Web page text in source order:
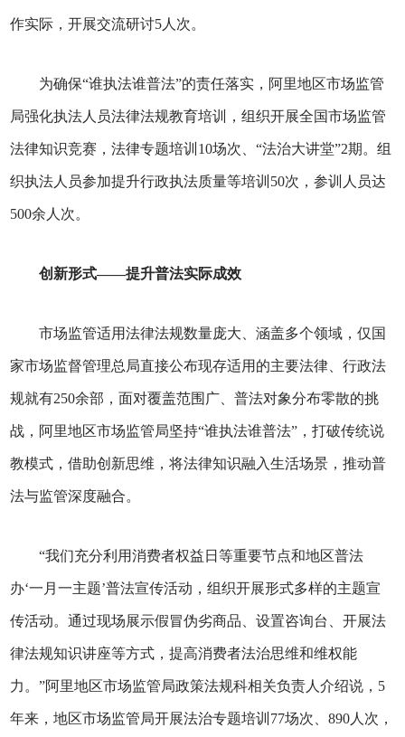
作实际，开展交流研讨5人次。
为确保“谁执法谁普法”的责任落实，阿里地区市场监管
局强化执法人员法律法规教育培训，组织开展全国市场监管
法律知识竞赛，法律专题培训10场次、“法治大讲堂”2期。组
织执法人员参加提升行政执法质量等培训50次，参训人员达
500余人次。
创新形式——提升普法实际成效
市场监管适用法律法规数量庞大、涵盖多个领域，仅国
家市场监督管理总局直接公布现存适用的主要法律、行政法
规就有250余部，面对覆盖范围广、普法对象分布零散的挑
战，阿里地区市场监管局坚持“谁执法谁普法”，打破传统说
教模式，借助创新思维，将法律知识融入生活场景，推动普
法与监管深度融合。
“我们充分利用消费者权益日等重要节点和地区普法
办‘一月一主题’普法宣传活动，组织开展形式多样的主题宣
传活动。通过现场展示假冒伪劣商品、设置咨询台、开展法
律法规知识讲座等方式，提高消费者法治思维和维权能
力。”阿里地区市场监管局政策法规科相关负责人介绍说，5
年来，地区市场监管局开展法治专题培训77场次、890人次，